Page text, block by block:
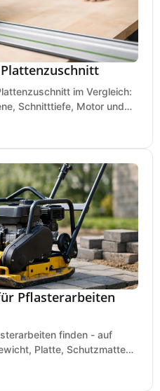
im Vergleich:
Schnitttiefe, Motor und
Pflasterarbeiten
finden - auf
Platte, Schutzmatte